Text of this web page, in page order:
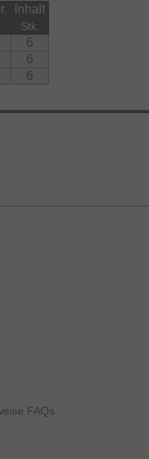
Inhalt
Stk.
6
6
6
FAQs